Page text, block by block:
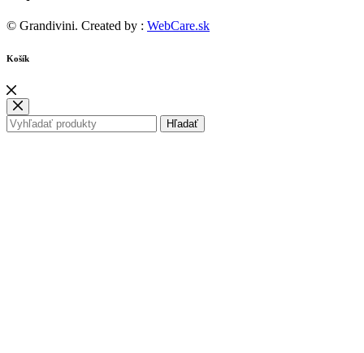
© Grandivini. Created by : WebCare.sk
Košík
Hľadať